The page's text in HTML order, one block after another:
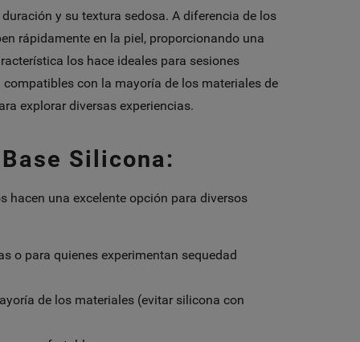
y su textura sedosa. A diferencia de los
rápidamente en la piel, proporcionando una
los hace ideales para sesiones
con la mayoría de los materiales de
explorar diversas experiencias.
Silicona:
hacen una excelente opción para diversos
o para quienes experimentan sequedad
de los materiales (evitar silicona con